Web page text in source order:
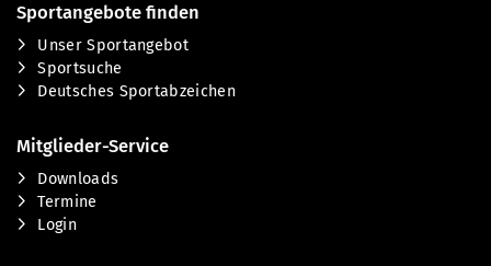
Sportangebote finden
Unser Sportangebot
Sportsuche
Deutsches Sportabzeichen
Mitglieder-Service
Downloads
Termine
Login